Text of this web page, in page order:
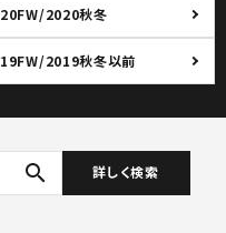
20FW/2020秋冬
19FW/2019秋冬以前
search 詳しく検索